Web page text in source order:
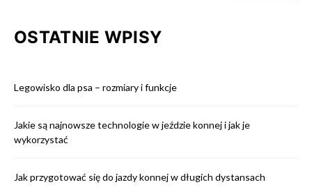
OSTATNIE WPISY
Legowisko dla psa – rozmiary i funkcje
Jakie są najnowsze technologie w jeździe konnej i jak je
wykorzystać
Jak przygotować się do jazdy konnej w długich dystansach